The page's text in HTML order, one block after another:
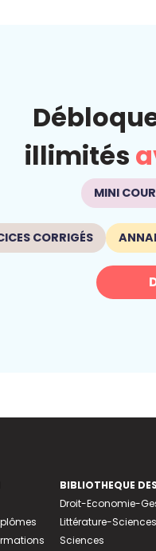
illimités
MINI
CORRIGÉS
BIBLIOTHEQUE
Droit-Economie-
Littérature-
Sciences